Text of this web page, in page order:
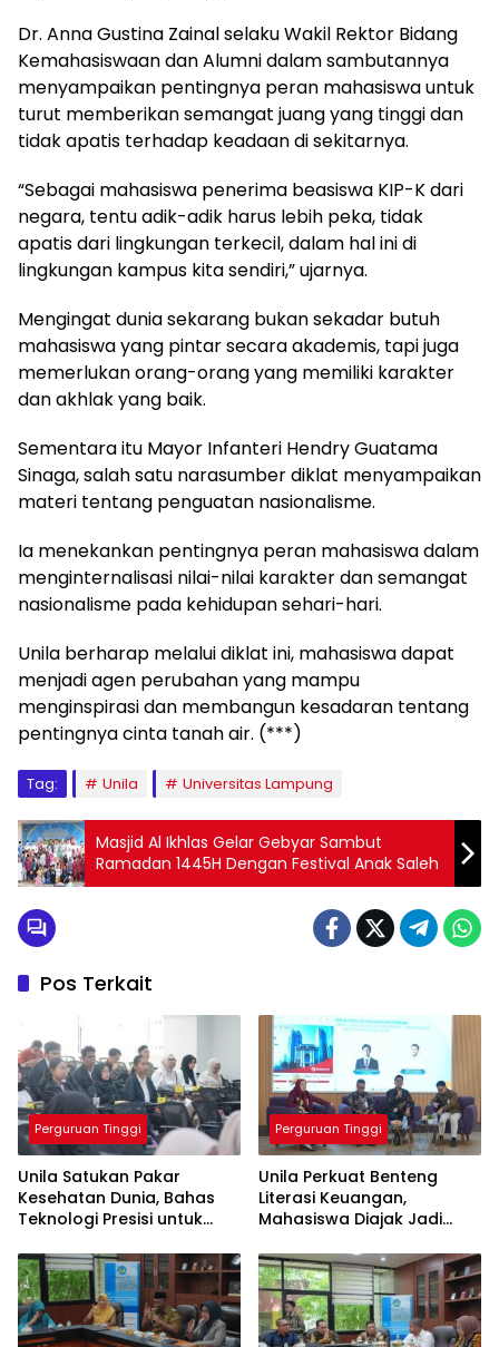
Dr. Anna Gustina Zainal selaku Wakil Rektor Bidang
Kemahasiswaan dan Alumni dalam sambutannya
menyampaikan pentingnya peran mahasiswa untuk
turut memberikan semangat juang yang tinggi dan
tidak apatis terhadap keadaan di sekitarnya.
“Sebagai mahasiswa penerima beasiswa KIP-K dari
negara, tentu adik-adik harus lebih peka, tidak
apatis dari lingkungan terkecil, dalam hal ini di
lingkungan kampus kita sendiri,” ujarnya.
Mengingat dunia sekarang bukan sekadar butuh
mahasiswa yang pintar secara akademis, tapi juga
memerlukan orang-orang yang memiliki karakter
dan akhlak yang baik.
Sementara itu Mayor Infanteri Hendry Guatama
Sinaga, salah satu narasumber diklat menyampaikan
materi tentang penguatan nasionalisme.
Ia menekankan pentingnya peran mahasiswa dalam
menginternalisasi nilai-nilai karakter dan semangat
nasionalisme pada kehidupan sehari-hari.
Unila berharap melalui diklat ini, mahasiswa dapat
menjadi agen perubahan yang mampu
menginspirasi dan membangun kesadaran tentang
pentingnya cinta tanah air. (***)
Tag: Unila Universitas Lampung
Masjid Al Ikhlas Gelar Gebyar Sambut
Ramadan 1445H Dengan Festival Anak Saleh
Pos Terkait
Perguruan Tinggi
Unila Satukan Pakar
Kesehatan Dunia, Bahas
Teknologi Presisi untuk
Medis
Perguruan Tinggi
Unila Perkuat Benteng
Literasi Keuangan,
Mahasiswa Diajak Jadi